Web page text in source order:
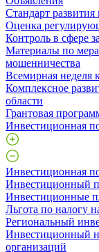
Стандарт
Оценка
Контроль в сфере
Материалы по
мошенничества
Всемирная неделя
Комплексное
области
Грантовая
Инвестиционная
Инвестиционная
Инвестиционный
Инвестиционные
Льгота по налогу
Региональный
Инвестиционный
организаций